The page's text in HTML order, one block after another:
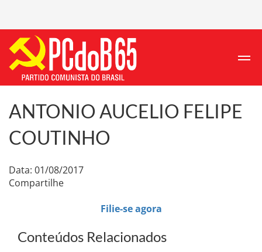
ANTONIO AUCELIO FELIPE
COUTINHO
Data: 01/08/2017
Compartilhe
Filie-se agora
Conteúdos Relacionados